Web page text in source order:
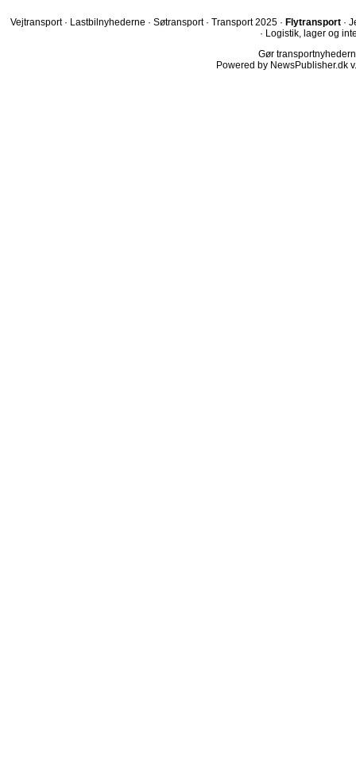
Vejtransport · Lastbilnyhederne · Søtransport · Transport 2025 · Flytransport ·
· Logistik, lager og
Gør
Powered by NewsPublisher.dk